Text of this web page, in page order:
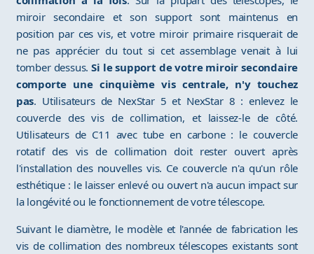
miroir secondaire et son support sont maintenus en
position par ces vis, et votre miroir primaire risquerait de
ne pas apprécier du tout si cet assemblage venait à lui
tomber dessus.Si le support de votre miroir secondaire
comporte une cinquième vis centrale, n'y touchez
pas. Utilisateurs de NexStar 5 et NexStar 8 : enlevez le
couvercle des vis de collimation, et laissez-le de côté.
Utilisateurs de C11 avec tube en carbone : le couvercle
rotatif des vis de collimation doit rester ouvert après
l'installation des nouvelles vis. Ce couvercle n'a qu'un rôle
esthétique : le laisser enlevé ou ouvert n'a aucun impact sur
la longévité ou le fonctionnement de votre télescope.
Suivant le diamètre, le modèle et l'année de fabrication les
vis de collimation des nombreux télescopes existants sont